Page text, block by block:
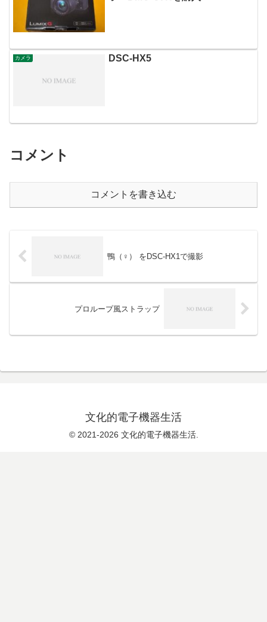
カメラ DSC-HX5
コメント
コメントを書き込む
鴨（♀） をDSC-HX1で撮影
プロループ風ストラップ
文化的電子機器生活
© 2021-2026 文化的電子機器生活.